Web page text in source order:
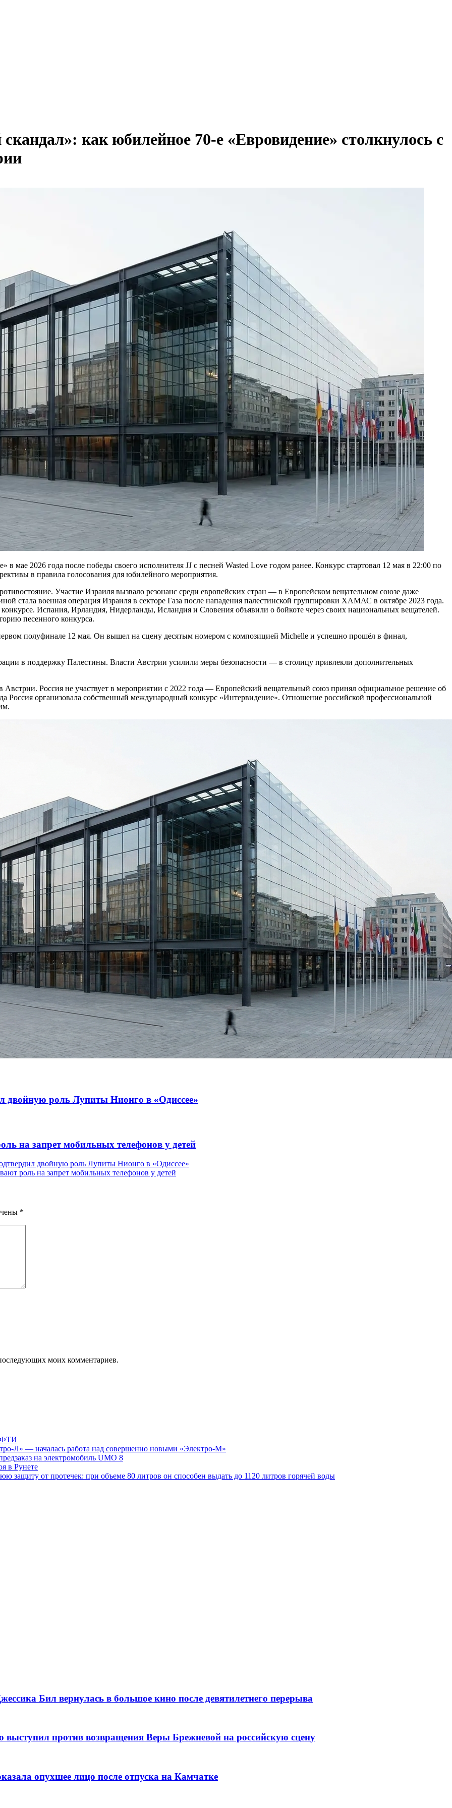
как юбилейное 70-е «Евровидение» столкнулось с
мае 2026 года после победы своего исполнителя JJ с песней Wasted Love годом ранее. Конкурс стартовал 12 мая в 22:00 по
в правила голосования для юбилейного мероприятия.
Участие Израиля вызвало резонанс среди европейских стран — в Европейском вещательном союзе даже
стала военная операция Израиля в секторе Газа после нападения палестинской группировки ХАМАС в октябре 2023 года.
конкурсе. Испания, Ирландия, Нидерланды, Исландия и Словения объявили о бойкоте через своих национальных вещателей.
песенного конкурса.
полуфинале 12 мая. Он вышел на сцену десятым номером с композицией Michelle и успешно прошёл в финал,
в поддержку Палестины. Власти Австрии усилили меры безопасности — в столицу привлекли дополнительных
Россия не участвует в мероприятии с 2022 года — Европейский вещательный союз принял официальное решение об
Россия организовала собственный международный конкурс «Интервидение». Отношение российской профессиональной
двойную роль Лупиты Нионго в «Одиссее»
на запрет мобильных телефонов у детей
двойную роль Лупиты Нионго в «Одиссее»
роль на запрет мобильных телефонов у детей
*
моих комментариев.
Л» — началась работа над совершенно новыми «Электро-М»
на электромобиль UMO 8
в Рунете
защиту от протечек: при объеме 80 литров он способен выдать до 1120 литров горячей воды
Бил вернулась в большое кино после девятилетнего перерыва
выступил против возвращения Веры Брежневой на российскую сцену
опухшее лицо после отпуска на Камчатке